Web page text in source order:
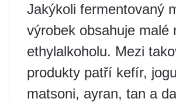
Jakýkoli fermentovaný
výrobek obsahuje malé
ethylalkoholu. Mezi
produkty patří kefír,
matsoni, ayran, tan a